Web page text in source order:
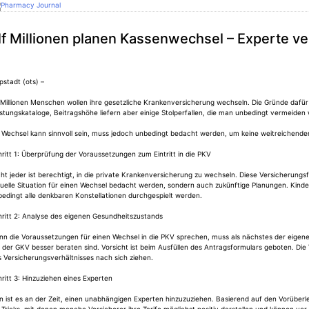
Skip
to
Millionen planen Kassenwechsel – Experte
(ots) –
Menschen wollen ihre gesetzliche Krankenversicherung wechseln. Die Gründe
Beitragshöhe liefern aber einige Stolperfallen, die man unbedingt vermeiden
Wechsel kann sinnvoll sein, muss jedoch unbedingt bedacht werden, um keine
1: Überprüfung der Voraussetzungen zum Eintritt in die PKV
jeder ist berechtigt, in die private Krankenversicherung zu wechseln. Diese
Situation für einen Wechsel bedacht werden, sondern auch zukünftige Planungen.
alle denkbaren Konstellationen durchgespielt werden.
2: Analyse des eigenen Gesundheitszustands
die Voraussetzungen für einen Wechsel in die PKV sprechen, muss als nächstes der
der GKV besser beraten sind. Vorsicht ist beim Ausfüllen des Antragsformulars geboten.
Versicherungsverhältnisses nach sich ziehen.
3: Hinzuziehen eines Experten
ist es an der Zeit, einen unabhängigen Experten hinzuzuziehen. Basierend auf den